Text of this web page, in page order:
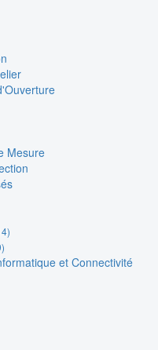
Mesure
et Connectivité